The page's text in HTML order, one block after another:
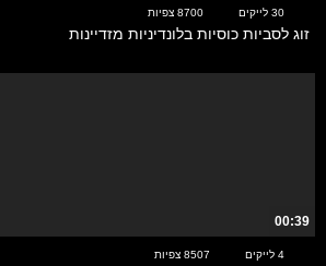
30 לייקים 8700 צפיות
זוג לסביות כוסיות בלונדיניות מזדיינות
00:39
4 לייקים 8507 צפיות